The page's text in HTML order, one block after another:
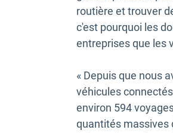
routière et trouver
c'est pourquoi les
entreprises que les
« Depuis que nous
véhicules
environ 594
quantités massives